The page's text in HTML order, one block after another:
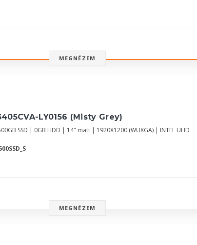
MEGNÉZEM
LY0156 (Misty Grey)
SSD | 0GB HDD | 14" matt | 1920X1200 (WUXGA) | INTEL UHD
MEGNÉZEM